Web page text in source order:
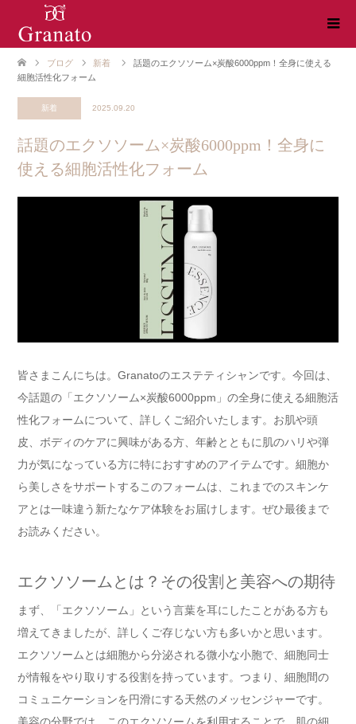
ブログ 新着
話題のエクソソーム×炭酸6000ppm！全身に使える
細胞活性化フォーム
新着 2025.09.20
話題のエクソソーム×炭酸6000ppm！全身に
使える細胞活性化フォーム
皆さまこんにちは。Granatoのエステティシャンです。今回は、
今話題の「エクソソーム×炭酸6000ppm」の全身に使える細胞活
性化フォームについて、詳しくご紹介いたします。お肌や頭
皮、ボディのケアに興味がある方、年齢とともに肌のハリや弾
力が気になっている方に特におすすめのアイテムです。細胞か
ら美しさをサポートするこのフォームは、これまでのスキンケ
アとは一味違う新たなケア体験をお届けします。ぜひ最後まで
お読みください。
エクソソームとは？その役割と美容への期待
まず、「エクソソーム」という言葉を耳にしたことがある方も
増えてきましたが、詳しくご存じない方も多いかと思います。
エクソソームとは細胞から分泌される微小な小胞で、細胞同士
が情報をやり取りする役割を持っています。つまり、細胞間の
コミュニケーションを円滑にする天然のメッセンジャーです。